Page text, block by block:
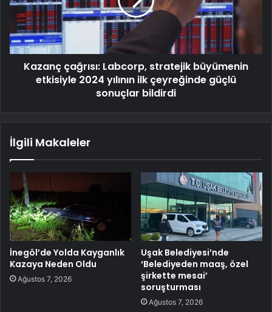
Kazanç çağrısı: Labcorp, stratejik büyümenin
etkisiyle 2024 yılının ilk çeyreğinde güçlü
sonuçlar bildirdi
İlgili Makaleler
İnegöl’de Yolda Kayganlık
Kazaya Neden Oldu
Ağustos 7, 2026
Uşak Belediyesi’nde
‘Belediyeden maaş, özel
şirkette mesai’
soruşturması
Ağustos 7, 2026